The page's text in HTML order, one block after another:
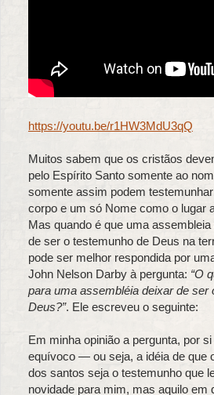
https://youtu.be/r1HW3MdU3qQ
Muitos sabem que os cristãos
pelo Espírito Santo somente ao
somente assim podem
corpo e um só Nome como o lugar
Mas quando é que uma
de ser o testemunho de Deus na
pode ser melhor respondida por
John Nelson Darby à pergunta: “O
para uma assembléia deixar de ser
Deus?”. Ele escreveu o seguinte:
Em minha opinião a pergunta, por
equívoco — ou seja, a idéia de que
dos santos seja o testemunho que
novidade para mim, mas aquilo em